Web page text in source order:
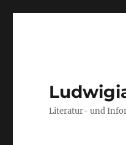
Literatur- und